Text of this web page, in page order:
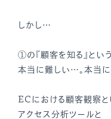
しかし…
①の『顧客を知る』とい
本当に難しい…。本当に・
ECにおける顧客観察と
アクセス分析ツールと